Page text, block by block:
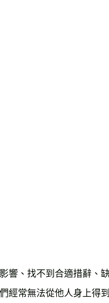
響、找不到合適措辭、
經常無法從他人身上得